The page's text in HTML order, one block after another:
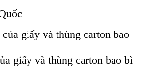
giấy và thùng carton bao bì